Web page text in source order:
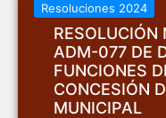
Resoluciones 2024
ADM-077 DE
FUNCIONES
CONCESIÓN
MUNICIPAL